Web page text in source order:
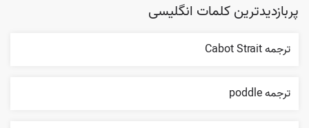
پربازدیدترین کلمات انگلیسی
ترجمه Cabot Strait
ترجمه poddle